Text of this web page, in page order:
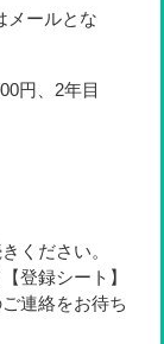
メールとな
円、2年目
ください。
登録シート】
連絡をお待ち